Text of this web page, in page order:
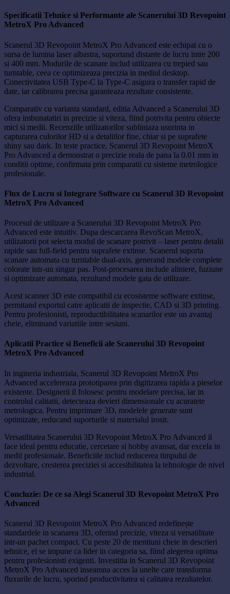
Specificatii Tehnice si Performante ale Scanerului 3D Revopoint
MetroX Pro Advanced
Scanerul 3D Revopoint MetroX Pro Advanced este echipat cu o
sursa de lumina laser albastra, suportand distante de lucru intre 200
si 400 mm. Modurile de scanare includ utilizarea cu trepied sau
turntable, ceea ce optimizeaza precizia in mediul desktop.
Conectivitatea USB Type-C la Type-C asigura o transfer rapid de
date, iar calibrarea precisa garanteaza rezultate consistente.
Comparativ cu varianta standard, editia Advanced a Scanerului 3D
ofera imbunatatiri in precizie si viteza, fiind potrivita pentru obiecte
mici si medii. Recenziile utilizatorilor subliniaza usurinta in
capturarea culorilor HD si a detaliilor fine, chiar si pe suprafete
shiny sau dark. In teste practice, Scanerul 3D Revopoint MetroX
Pro Advanced a demonstrat o precizie reala de pana la 0.01 mm in
conditii optime, confirmata prin comparatii cu sisteme metrologice
profesionale.
Flux de Lucru si Integrare Software cu Scanerul 3D Revopoint
MetroX Pro Advanced
Procesul de utilizare a Scanerului 3D Revopoint MetroX Pro
Advanced este intuitiv. Dupa descarcarea RevoScan MetroX,
utilizatorii pot selecta modul de scanare potrivit – laser pentru detalii
rapide sau full-field pentru suprafete extinse. Scanerul suporta
scanare automata cu turntable dual-axis, generand modele complete
colorate intr-un singur pas. Post-procesarea include aliniere, fuziune
si optimizare automata, rezultand modele gata de utilizare.
Acest scanner 3D este compatibil cu ecosisteme software extinse,
permitand exportul catre aplicatii de inspectie, CAD si 3D printing.
Pentru profesionisti, reproductibilitatea scanarilor este un avantaj
cheie, eliminand variatiile intre sesiuni.
Aplicatii Practice si Beneficii ale Scanerului 3D Revopoint
MetroX Pro Advanced
In ingineria industriala, Scanerul 3D Revopoint MetroX Pro
Advanced accelereaza prototiparea prin digitizarea rapida a pieselor
existente. Designerii il folosesc pentru modelare precisa, iar in
controlul calitatii, detecteaza devieri dimensionale cu acuratete
metrologica. Pentru imprimare 3D, modelele generate sunt
optimizate, reducand suporturile si materialul irosit.
Versatilitatea Scanerului 3D Revopoint MetroX Pro Advanced il
face ideal pentru educatie, cercetare si hobby avansat, dar excela in
medii profesionale. Beneficiile includ reducerea timpului de
dezvoltare, cresterea preciziei si accesibilitatea la tehnologie de nivel
industrial.
Concluzie: De ce sa Alegi Scanerul 3D Revopoint MetroX Pro
Advanced
Scanerul 3D Revopoint MetroX Pro Advanced redefinește
standardele in scanarea 3D, oferind precizie, viteza si versatilitate
intr-un pachet compact. Cu peste 20 de mentiuni cheie in descrieri
tehnice, el se impune ca lider in categoria sa, fiind alegerea optima
pentru profesionisti exigenti. Investitia in Scanerul 3D Revopoint
MetroX Pro Advanced inseamna acces la unelte care transforma
fluxurile de lucru, sporind productivitatea si calitatea rezultatelor.